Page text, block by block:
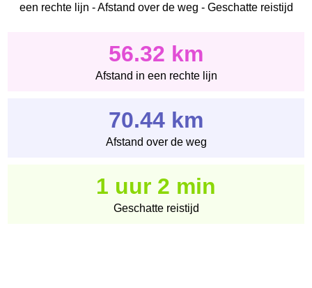
een rechte lijn - Afstand over de weg - Geschatte reistijd
56.32 km
Afstand in een rechte lijn
70.44 km
Afstand over de weg
1 uur 2 min
Geschatte reistijd